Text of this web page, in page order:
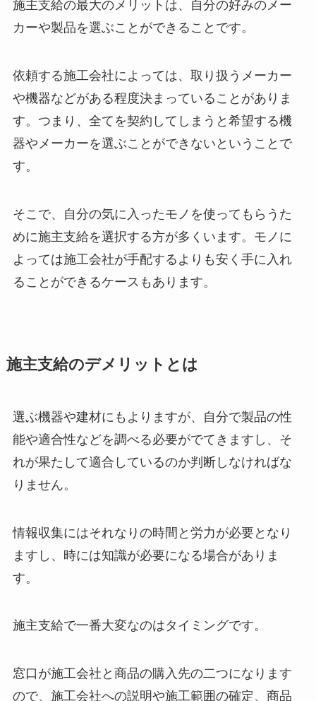
施主支給の最大のメリットは、自分の好みのメー
カーや製品を選ぶことができることです。
依頼する施工会社によっては、取り扱うメーカー
や機器などがある程度決まっていることがありま
す。つまり、全てを契約してしまうと希望する機
器やメーカーを選ぶことができないということで
す。
そこで、自分の気に入ったモノを使ってもらうた
めに施主支給を選択する方が多くいます。モノに
よっては施工会社が手配するよりも安く手に入れ
ることができるケースもあります。
施主支給のデメリットとは
選ぶ機器や建材にもよりますが、自分で製品の性
能や適合性などを調べる必要がでてきますし、そ
れが果たして適合しているのか判断しなければな
りません。
情報収集にはそれなりの時間と労力が必要となり
ますし、時には知識が必要になる場合がありま
す。
施主支給で一番大変なのはタイミングです。
窓口が施工会社と商品の購入先の二つになります
ので、施工会社への説明や施工範囲の確定、商品